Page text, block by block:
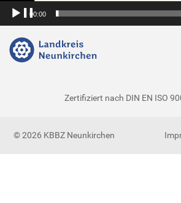
00:00
Zertifiziert nach DIN EN ISO
© 2026 KBBZ Neunkirchen